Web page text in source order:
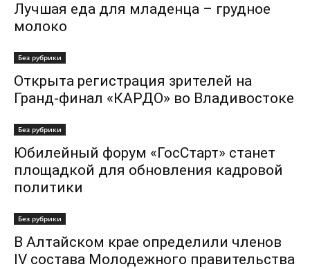
Лучшая еда для младенца – грудное
молоко
Без рубрики
Открыта регистрация зрителей на
Гранд-финал «КАРДО» во Владивостоке
Без рубрики
Юбилейный форум «ГосСтарт» станет
площадкой для обновления кадровой
политики
Без рубрики
В Алтайском крае определили членов
IV состава Молодежного правительства